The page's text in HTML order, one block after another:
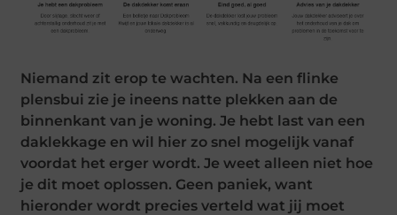
Niemand zit erop te wachten. Na een flinke
plensbui zie je ineens natte plekken aan de
binnenkant van je woning. Je hebt last van een
daklekkage en wil hier zo snel mogelijk vanaf
voordat het erger wordt. Je weet alleen niet hoe
je dit moet oplossen. Geen paniek, want
hieronder wordt precies verteld wat jij moet